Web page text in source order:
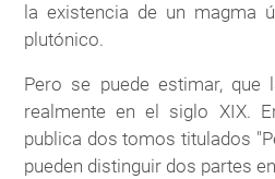
la existencia de un magma
plutónico.
Pero se puede estimar, que
realmente en el siglo XIX.
publica dos tomos titulados
pueden distinguir dos partes